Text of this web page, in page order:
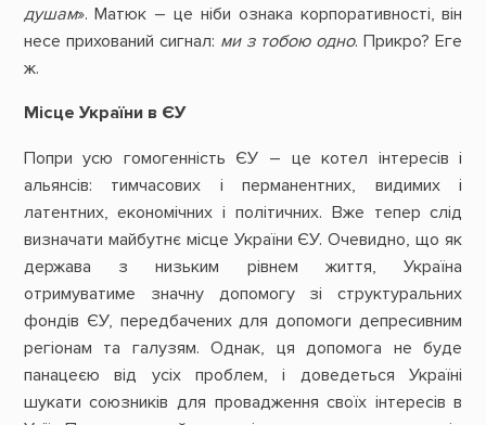
душам». Матюк – це ніби ознака корпоративності, він
несе прихований сигнал: ми з тобою одно. Прикро? Еге
ж.
Місце України в ЄУ
Попри усю гомогенність ЄУ – це котел інтересів і
альянсів: тимчасових і перманентних, видимих і
латентних, економічних і політичних. Вже тепер слід
визначати майбутнє місце України ЄУ. Очевидно, що як
держава з низьким рівнем життя, Україна
отримуватиме значну допомогу зі структуральних
фондів ЄУ, передбачених для допомоги депресивним
регіонам та галузям. Однак, ця допомога не буде
панацеєю від усіх проблем, і доведеться Україні
шукати союзників для провадження своїх інтересів в